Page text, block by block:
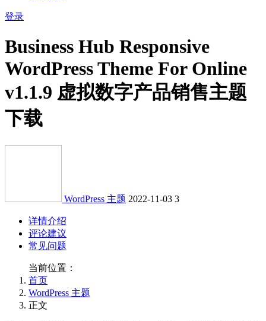
登录
Business Hub Responsive
WordPress Theme For Online
v1.1.9 虚拟数字产品销售主题
下载
WordPress 主题 2022-11-03 3
详情介绍
评论建议
常见问题
当前位置：
首页
WordPress 主题
正文